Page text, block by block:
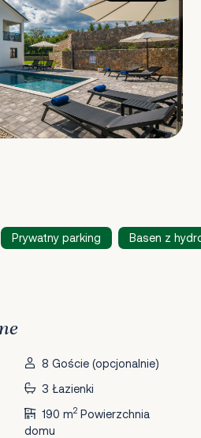
Prywatny parking Basen z
8 Goście (opcjonalnie)
3 Łazienki
190 m2Powierzchnia
domu